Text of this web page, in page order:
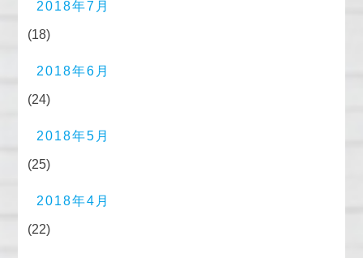
2018年7月
(18)
2018年6月
(24)
2018年5月
(25)
2018年4月
(22)